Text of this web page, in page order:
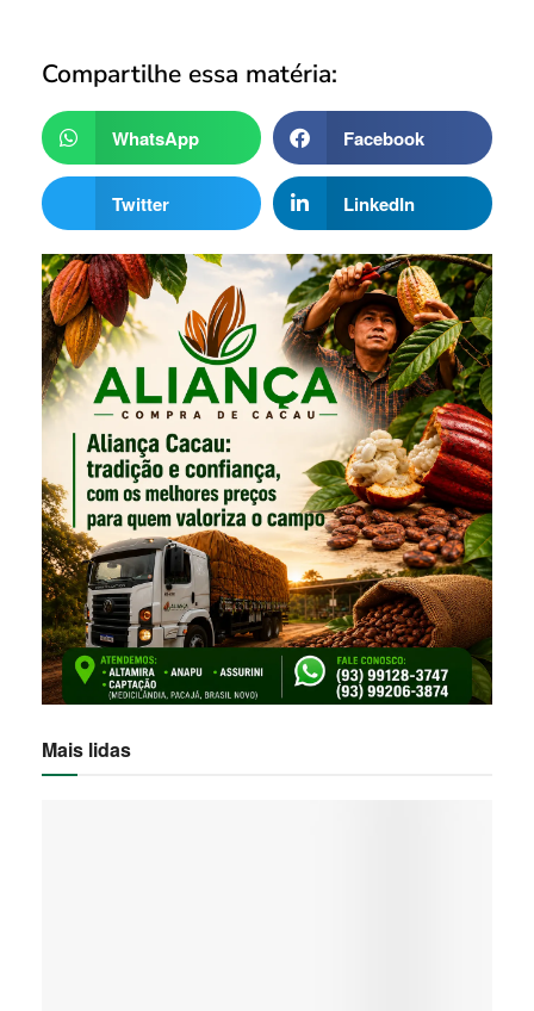
Compartilhe essa matéria:
WhatsApp Facebook
Twitter LinkedIn
Mais lidas